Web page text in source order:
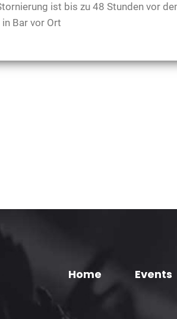
ist bis zu 48 Stunden vor
Bar vor Ort
Home Events